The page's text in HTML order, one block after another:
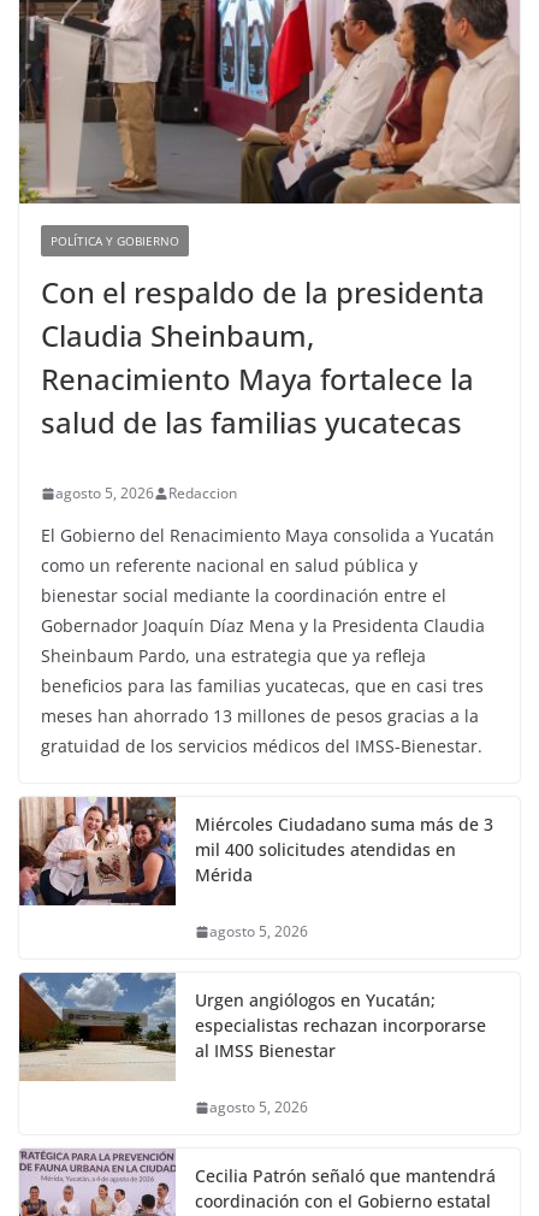
POLÍTICA Y GOBIERNO
Con el respaldo de la presidenta
Claudia Sheinbaum,
Renacimiento Maya fortalece la
salud de las familias yucatecas
agosto 5, 2026 Redaccion
El Gobierno del Renacimiento Maya consolida a Yucatán
como un referente nacional en salud pública y
bienestar social mediante la coordinación entre el
Gobernador Joaquín Díaz Mena y la Presidenta Claudia
Sheinbaum Pardo, una estrategia que ya refleja
beneficios para las familias yucatecas, que en casi tres
meses han ahorrado 13 millones de pesos gracias a la
gratuidad de los servicios médicos del IMSS-Bienestar.
Miércoles Ciudadano suma más de 3
mil 400 solicitudes atendidas en
Mérida
agosto 5, 2026
Urgen angiólogos en Yucatán;
especialistas rechazan incorporarse
al IMSS Bienestar
agosto 5, 2026
Cecilia Patrón señaló que mantendrá
coordinación con el Gobierno estatal